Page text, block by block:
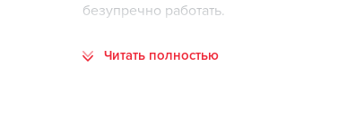
безупречно работать.
Выбирая дворники обратите
Читать полностью